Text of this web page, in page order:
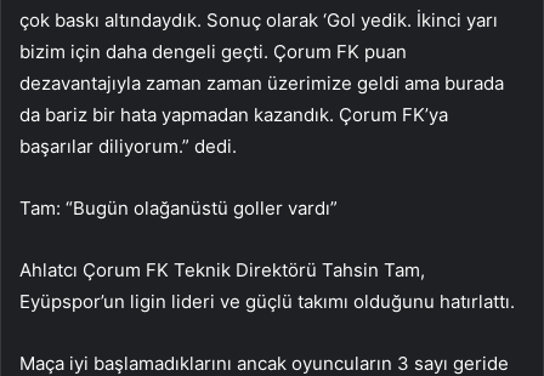
çok baskı altındaydık. Sonuç olarak ‘Gol yedik. İkinci yarı
bizim için daha dengeli geçti. Çorum FK puan
dezavantajıyla zaman zaman üzerimize geldi ama burada
da bariz bir hata yapmadan kazandık. Çorum FK’ya
başarılar diliyorum.” dedi.
Tam: “Bugün olağanüstü goller vardı”
Ahlatcı Çorum FK Teknik Direktörü Tahsin Tam,
Eyüpspor’un ligin lideri ve güçlü takımı olduğunu hatırlattı.
Maça iyi başlamadıklarını ancak oyuncuların 3 sayı geride